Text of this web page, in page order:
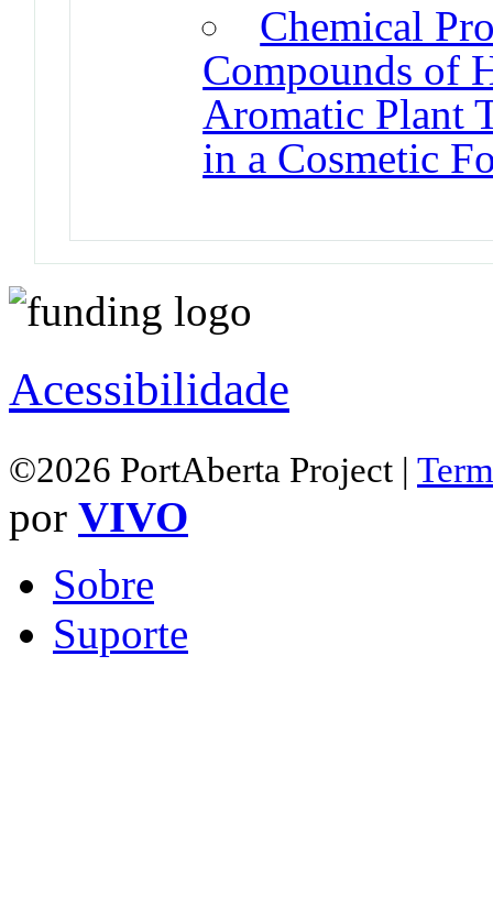
Chemical
Compounds of
Aromatic Plant
in a Cosmetic
Acessibilidade
©2026 PortAberta Project |
por VIVO
Sobre
Suporte